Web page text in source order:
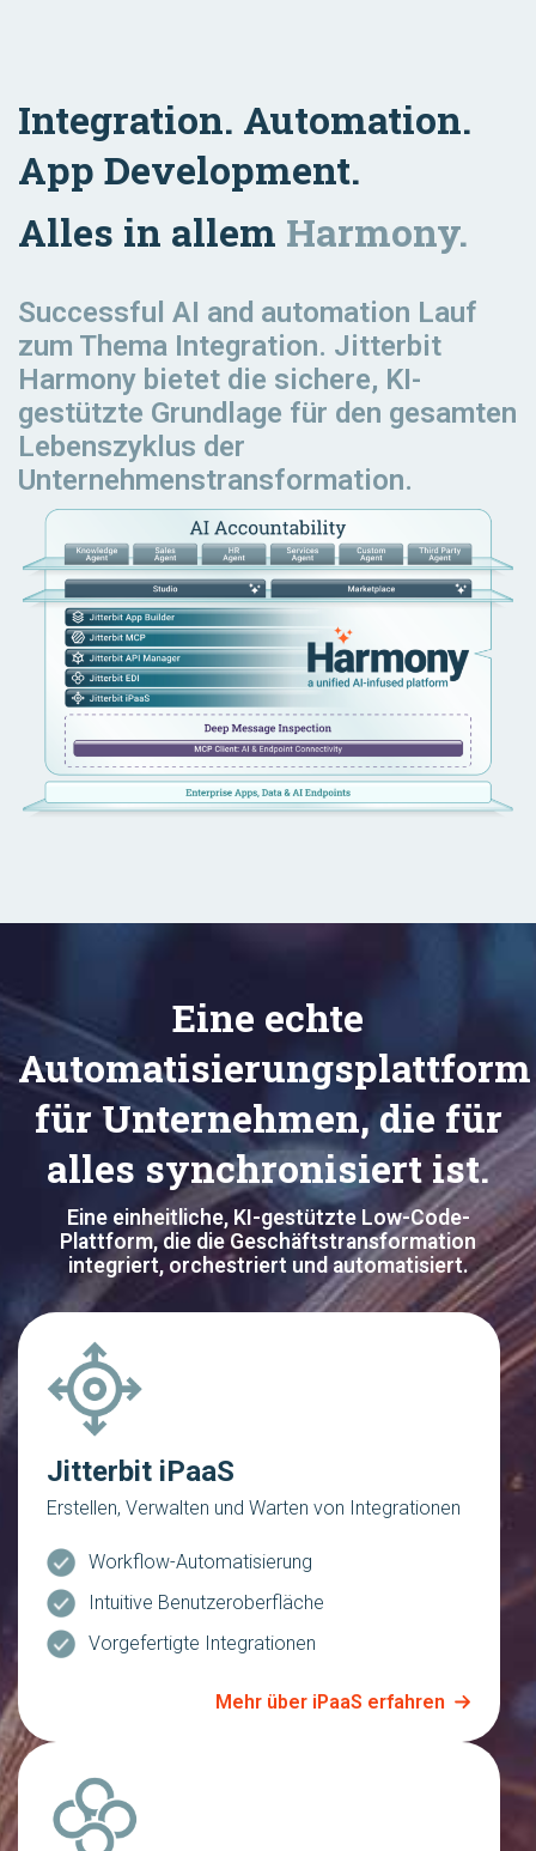
Integration. Automation.
App Development.
Alles in allem Harmony.
Successful AI and automation Lauf
zum Thema Integration. Jitterbit
Harmony bietet die sichere, KI-
gestützte Grundlage für den gesamten
Lebenszyklus der
Unternehmenstransformation.
Eine echte
Automatisierungsplattform
für Unternehmen, die für
alles synchronisiert ist.
Eine einheitliche, KI-gestützte Low-Code-
Plattform, die die Geschäftstransformation
integriert, orchestriert und automatisiert.
Jitterbit iPaaS
Erstellen, Verwalten und Warten von Integrationen
Workflow-Automatisierung
Intuitive Benutzeroberfläche
Vorgefertigte Integrationen
Mehr über iPaaS erfahren